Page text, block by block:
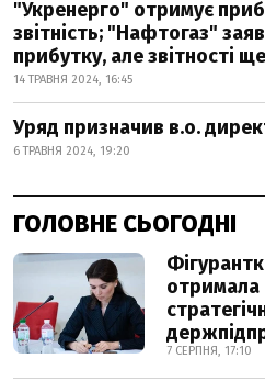
"Укренерго" отримує
звітність; "Нафтогаз"
прибутку, але звітності
14 ТРАВНЯ 2024, 16:45
Уряд призначив в.о.
6 ТРАВНЯ 2024, 19:20
ГОЛОВНЕ СЬОГОДНІ
отримала
7 СЕРПНЯ, 17:10